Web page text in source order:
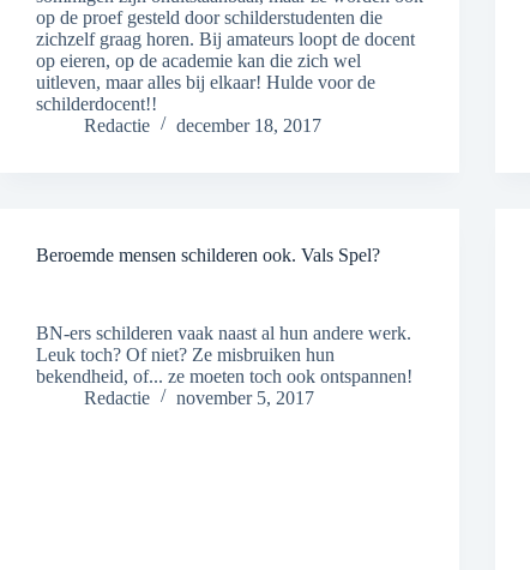
op de proef gesteld door schilderstudenten die
zichzelf graag horen. Bij amateurs loopt de docent
op eieren, op de academie kan die zich wel
uitleven, maar alles bij elkaar! Hulde voor de
schilderdocent!!
Redactie
december 18, 2017
Beroemde mensen schilderen ook. Vals Spel?
BN-ers schilderen vaak naast al hun andere werk.
Leuk toch? Of niet? Ze misbruiken hun
bekendheid, of... ze moeten toch ook ontspannen!
Redactie
november 5, 2017